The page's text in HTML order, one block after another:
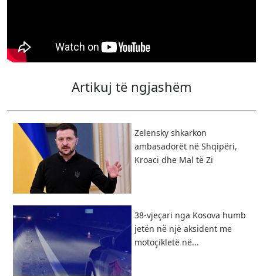
Artikuj të ngjashëm
Zelensky shkarkon
ambasadorët në Shqipëri,
Kroaci dhe Mal të Zi
38-vjeçari nga Kosova humb
jetën në një aksident me
motoçikletë në...